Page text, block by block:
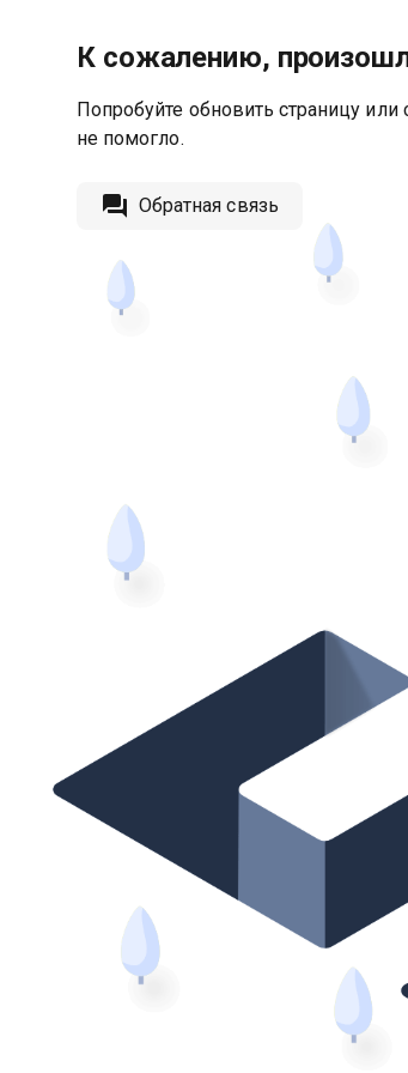
К сожалению,
Попробуйте обновить страницу или
не помогло.
Обратная связь